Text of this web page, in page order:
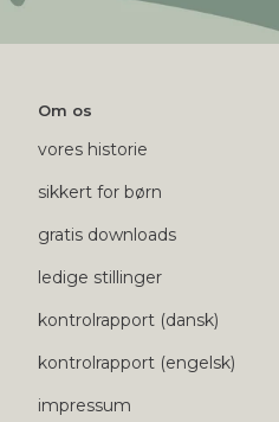
Om os
vores historie
sikkert for børn
gratis downloads
ledige stillinger
kontrolrapport (dansk)
kontrolrapport (engelsk)
impressum